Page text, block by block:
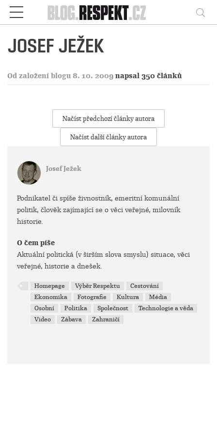
Respekt
JOSEF JEŽEK
Od založení blogu 8. 10. 2009 napsal 350 článků
Načíst předchozí články autora
Načíst další články autora
Josef Ježek
Podnikatel či spíše živnostník, emeritní komunální
politik, člověk zajímající se o věci veřejné, milovník
historie.
O čem píše
Aktuální politická (v širším slova smyslu) situace, věci
veřejné, historie a dnešek.
Homepage Výběr Respektu
Cestování
Ekonomika
Fotografie Kultura
Média
Osobní
Politika Společnost
Technologie a věda
Video
Zábava Zahraničí